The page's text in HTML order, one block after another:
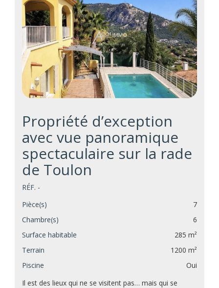
Propriété d’exception
avec vue panoramique
spectaculaire sur la rade
de Toulon
RÉF. -
Pièce(s)
7
Chambre(s)
6
Surface habitable
285 m²
Terrain
1200 m²
Piscine
Oui
Il est des lieux qui ne se visitent pas… mais qui se